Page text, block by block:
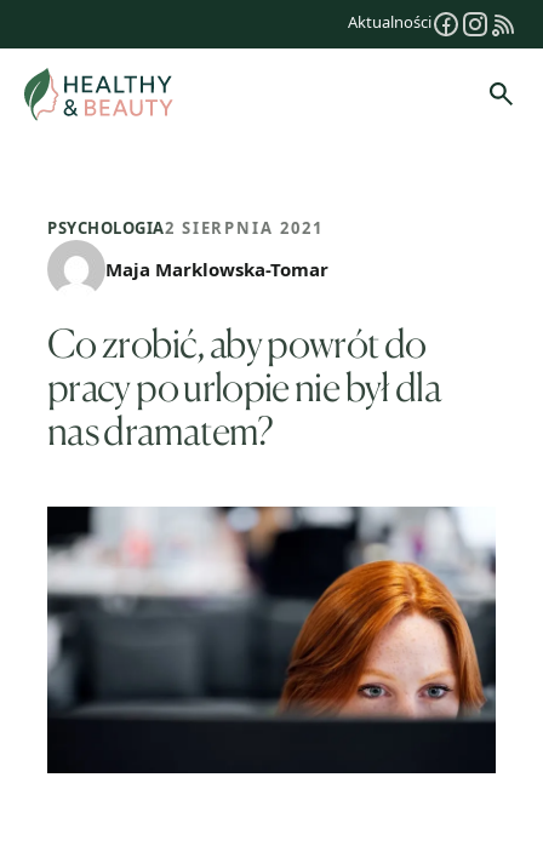
treści
Aktualności
PSYCHOLOGIA2 SIERPNIA 2021
Maja Marklowska-Tomar
Co zrobić, aby powrót do
pracy po urlopie nie był dla
nas dramatem?